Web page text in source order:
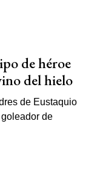
de héroe
del hielo